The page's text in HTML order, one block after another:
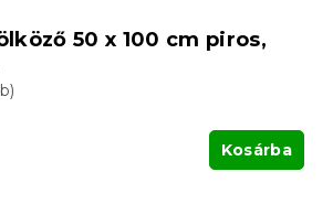
50 x 100 cm piros,
Kosárba